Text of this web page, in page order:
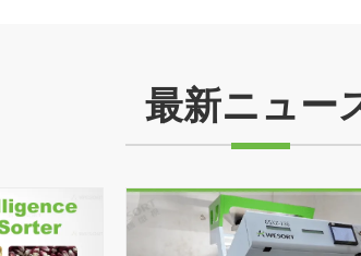
最新ニュー